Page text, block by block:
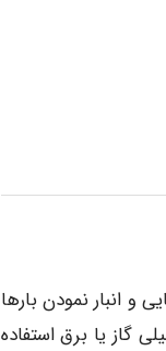
انبار نمودن بارها
یا برق استفاده